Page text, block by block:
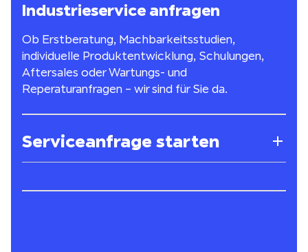
Industrieservice anfragen
Ob Erstberatung, Machbarkeitsstudien,
individuelle Produktentwicklung, Schulungen,
Aftersales oder Wartungs- und
Reperaturanfragen – wir sind für Sie da.
Serviceanfrage starten